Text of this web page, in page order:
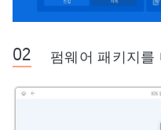
펌웨어 패키지를